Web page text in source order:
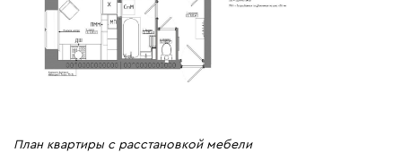
План квартиры с расстановкой мебели